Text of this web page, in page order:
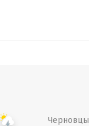
Черновцы